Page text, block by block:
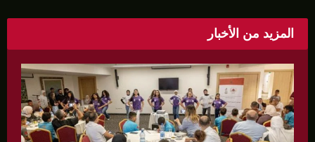
المزيد من الأخبار